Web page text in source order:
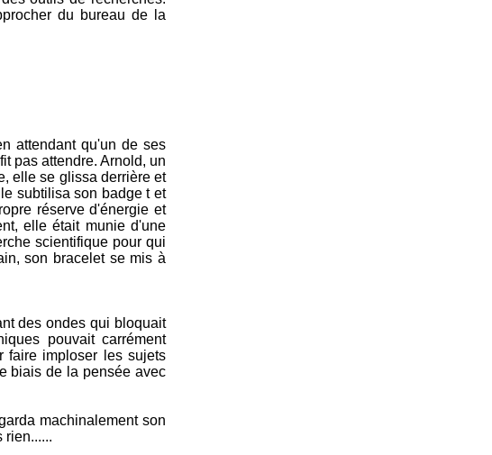
du bureau de la
attendant qu'un de ses
pas attendre. Arnold, un
elle se glissa derrière et
subtilisa son badge t et
réserve d'énergie et
elle était munie d'une
scientifique pour qui
son bracelet se mis à
des ondes qui bloquait
pouvait carrément
faire imploser les sujets
biais de la pensée avec
machinalement son